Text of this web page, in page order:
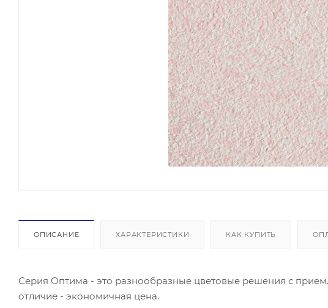
ОПИСАНИЕ ХАРАКТЕРИСТИКИ КАК КУПИТЬ
Серия Оптима - это разнообразные цветовые решения с
отличие - экономичная цена.